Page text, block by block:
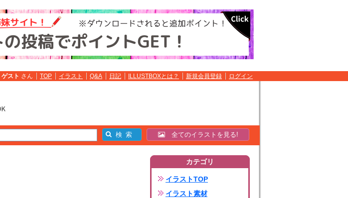
ゲスト さん TOP イラスト Q&A 日記 ILLUSTBOXとは？ 新規会員登録 ログイン
全てのイラストを見る!
カテゴリ
イラストTOP
イラスト素材